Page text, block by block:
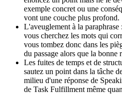
exemple concret ou une
vont une couche plus profond.
L'aveuglement à la
vous cherchez les mots qui
vous tombez donc dans les
du passage alors que la bonne
Les fuites de temps et de
sautez un point dans la tâche
milieu d'une réponse de
de Task Fulfillment même